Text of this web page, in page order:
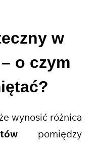
w
– o czym
wynosić różnica
pomiędzy